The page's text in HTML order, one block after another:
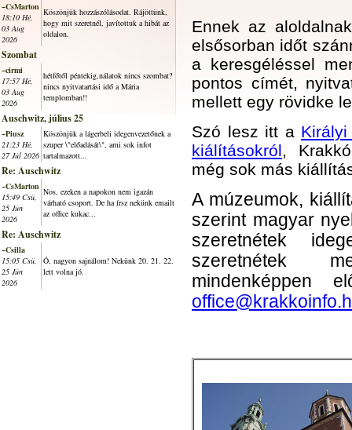
~CsMarton
18:10 Hé,
03 Aug
2026
Köszönjük hozzászólásodat. Rájöttünk,
hogy mit szeretnél, javítottuk a hibát az
oldalon.
Szombat
~cirmi
17:57 Hé,
03 Aug
2026
hétfőtől péntekig,nálatok nincs szombat?
nincs nyitvatartási idő a Mária
templomban!!
Auschwitz, július 25
~Piusz
21:23 Hé,
27 Júl 2026
Köszönjük a lágerbeli idegenvezetőnek a
szuper \"előadását\", ami sok infot
tartalmazott...
Re: Auschwitz
~CsMarton
15:49 Csü,
25 Jún
2026
Nos, ezeken a napokon nem igazán
várható csoport. De ha írsz nekünk emailt
az office kukac...
Re: Auschwitz
~Csilla
15:05 Csü,
25 Jún
2026
Ó, nagyon sajnálom! Nekünk 20. 21. 22.
lett volna jó.
Ennek az
elsősorban időt
a keresgéléssel
pontos címét,
mellett egy rövidke
Szó lesz itt a
kiálításokról,
még sok más
A múzeumok,
szerint magyar
szeretnétek
szeretnétek
mindenképpen